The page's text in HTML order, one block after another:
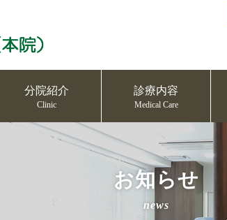
分院紹介
Clinic
診療内容
Medical Care
お知らせ
news